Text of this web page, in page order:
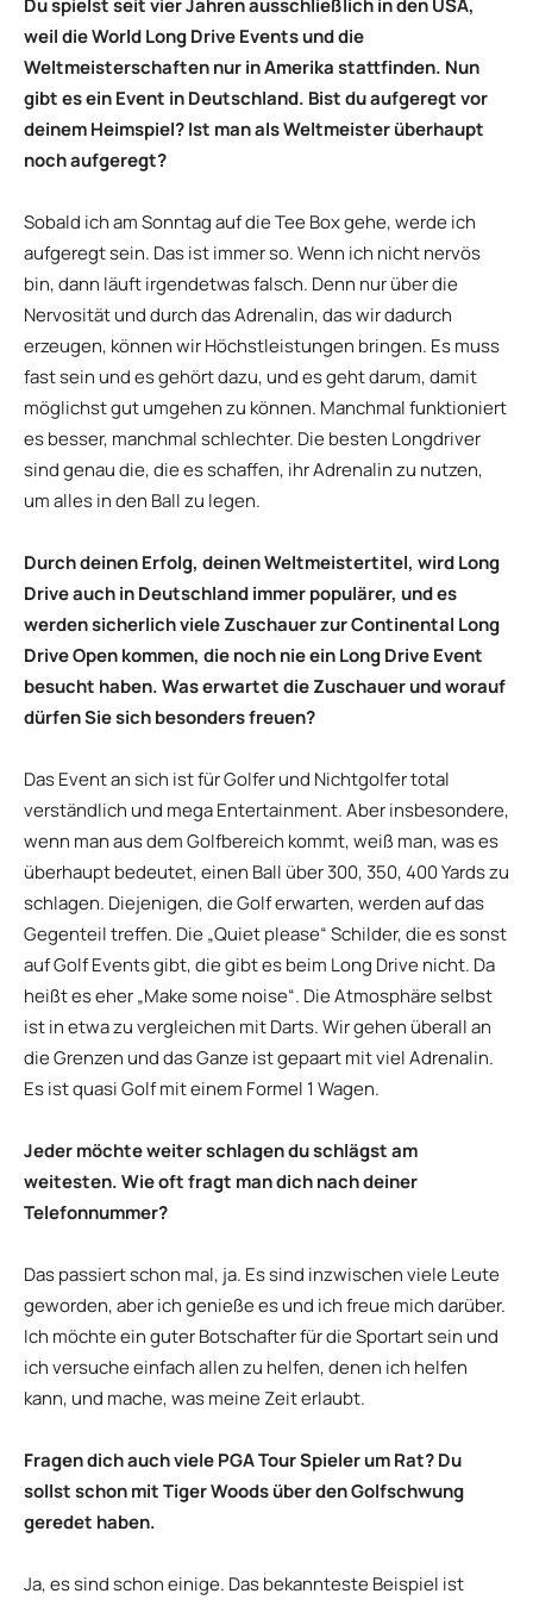
Du spielst seit vier Jahren ausschließlich in den USA,
weil die World Long Drive Events und die
Weltmeisterschaften nur in Amerika stattfinden. Nun
gibt es ein Event in Deutschland. Bist du aufgeregt vor
deinem Heimspiel? Ist man als Weltmeister überhaupt
noch aufgeregt?
Sobald ich am Sonntag auf die Tee Box gehe, werde ich
aufgeregt sein. Das ist immer so. Wenn ich nicht nervös
bin, dann läuft irgendetwas falsch. Denn nur über die
Nervosität und durch das Adrenalin, das wir dadurch
erzeugen, können wir Höchstleistungen bringen. Es muss
fast sein und es gehört dazu, und es geht darum, damit
möglichst gut umgehen zu können. Manchmal funktioniert
es besser, manchmal schlechter. Die besten Longdriver
sind genau die, die es schaffen, ihr Adrenalin zu nutzen,
um alles in den Ball zu legen.
Durch deinen Erfolg, deinen Weltmeistertitel, wird Long
Drive auch in Deutschland immer populärer, und es
werden sicherlich viele Zuschauer zur Continental Long
Drive Open kommen, die noch nie ein Long Drive Event
besucht haben. Was erwartet die Zuschauer und worauf
dürfen Sie sich besonders freuen?
Das Event an sich ist für Golfer und Nichtgolfer total
verständlich und mega Entertainment. Aber insbesondere,
wenn man aus dem Golfbereich kommt, weiß man, was es
überhaupt bedeutet, einen Ball über 300, 350, 400 Yards zu
schlagen. Diejenigen, die Golf erwarten, werden auf das
Gegenteil treffen. Die „Quiet please“ Schilder, die es sonst
auf Golf Events gibt, die gibt es beim Long Drive nicht. Da
heißt es eher „Make some noise“. Die Atmosphäre selbst
ist in etwa zu vergleichen mit Darts. Wir gehen überall an
die Grenzen und das Ganze ist gepaart mit viel Adrenalin.
Es ist quasi Golf mit einem Formel 1 Wagen.
Jeder möchte weiter schlagen du schlägst am
weitesten. Wie oft fragt man dich nach deiner
Telefonnummer?
Das passiert schon mal, ja. Es sind inzwischen viele Leute
geworden, aber ich genieße es und ich freue mich darüber.
Ich möchte ein guter Botschafter für die Sportart sein und
ich versuche einfach allen zu helfen, denen ich helfen
kann, und mache, was meine Zeit erlaubt.
Fragen dich auch viele PGA Tour Spieler um Rat? Du
sollst schon mit Tiger Woods über den Golfschwung
geredet haben.
Ja, es sind schon einige. Das bekannteste Beispiel ist